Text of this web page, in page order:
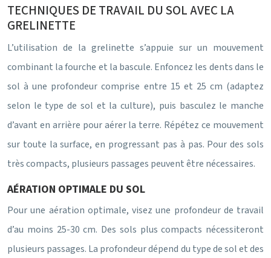
TECHNIQUES DE TRAVAIL DU SOL AVEC LA
GRELINETTE
L’utilisation de la grelinette s’appuie sur un mouvement
combinant la fourche et la bascule. Enfoncez les dents dans le
sol à une profondeur comprise entre 15 et 25 cm (adaptez
selon le type de sol et la culture), puis basculez le manche
d’avant en arrière pour aérer la terre. Répétez ce mouvement
sur toute la surface, en progressant pas à pas. Pour des sols
très compacts, plusieurs passages peuvent être nécessaires.
AÉRATION OPTIMALE DU SOL
Pour une aération optimale, visez une profondeur de travail
d’au moins 25-30 cm. Des sols plus compacts nécessiteront
plusieurs passages. La profondeur dépend du type de sol et des